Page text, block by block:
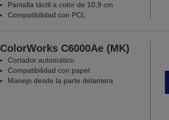
Pantalla táctil a color de 10,9 cm
Compatibilidad con PCL
ColorWorks C6000Ae (MK)
Cortador automático
Compatibilidad con papel
Manejo desde la parte delantera